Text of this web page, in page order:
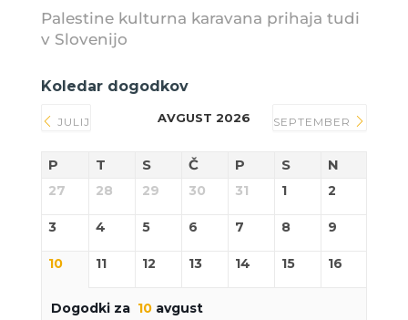
Palestine kulturna karavana prihaja tudi
v Slovenijo
Koledar dogodkov
JULIJ AVGUST 2026 SEPTEMBER
P T S Č P S N
27 28 29 30 31 1 2
3 4 5 6 7 8 9
10 11 12 13 14 15 16
Dogodki za 10avgust